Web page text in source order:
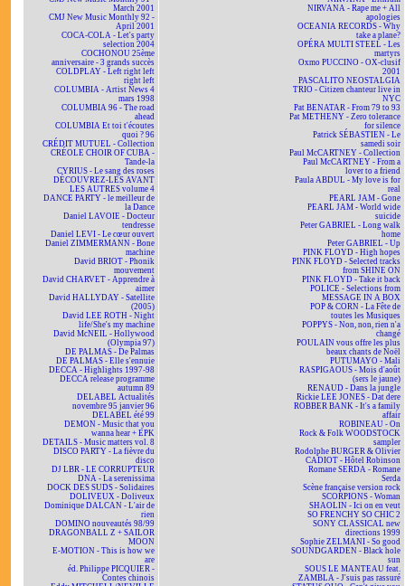
March 2001
CMJ New Music Monthly 92 -
April 2001
COCA-COLA - Let's party
selection 2004
COCHONOU 25ème
anniversaire - 3 grands succès
COLDPLAY - Left right left
right left
COLUMBIA - Artist News 4
mars 1998
COLUMBIA 96 - The road
ahead
COLUMBIA Et toi t'écoutes
quoi ? 96
CRÉDIT MUTUEL - Collection
CRÉOLE CHOIR OF CUBA -
Tande-la
CYRIUS - Le sang des roses
DÉCOUVREZ-LES AVANT
LES AUTRES volume 4
DANCE PARTY - le meilleur de
la Dance
Daniel LAVOIE - Docteur
tendresse
Daniel LEVI - Le cœur ouvert
Daniel ZIMMERMANN - Bone
machine
David BRIOT - Phonik
mouvement
David CHARVET - Apprendre à
aimer
David HALLYDAY - Satellite
(2005)
David LEE ROTH - Night
life/She's my machine
David McNEIL - Hollywood
(Olympia 97)
DE PALMAS - De Palmas
DE PALMAS - Elle s'ennuie
DECCA - Highlights 1997-98
DECCA release programme
autumn 89
DELABEL Actualités
novembre 95 janvier 96
DELABEL été 99
DEMON - Music that you
wanna hear + EPK
DETAILS - Music matters vol. 8
DISCO PARTY - La fièvre du
disco
DJ LBR - LE CORRUPTEUR
DNA - La serenissima
DOCK DES SUDS - Solidaires
DOLIVEUX - Doliveux
Dominique DALCAN - L'air de
rien
DOMINO nouveautés 98/99
DRAGONBALL Z + SAILOR
MOON
E-MOTION - This is how we
are
éd. Philippe PICQUIER -
Contes chinois
NIRVANA - Rape me + All
apologies
OCEANIA RECORDS - Why
take a plane?
OPÉRA MULTI STEEL - Les
martyrs
Oxmo PUCCINO - OX-clusif
2001
PASCALITO NEOSTALGIA
TRIO - Citizen chanteur live in
NYC
Pat BENATAR - From 79 to 93
Pat METHENY - Zero tolerance
for silence
Patrick SÉBASTIEN - Le
samedi soir
Paul McCARTNEY - Collection
Paul McCARTNEY - From a
lover to a friend
Paula ABDUL - My love is for
real
PEARL JAM - Gone
PEARL JAM - World wide
suicide
Peter GABRIEL - Long walk
home
Peter GABRIEL - Up
PINK FLOYD - High hopes
PINK FLOYD - Selected tracks
from SHINE ON
PINK FLOYD - Take it back
POLICE - Selections from
MESSAGE IN A BOX
POP & CORN - La Fête de
toutes les Musiques
POPPYS - Non, non, rien n'a
changé
POULAIN vous offre les plus
beaux chants de Noël
PUTUMAYO - Mali
RASPIGAOUS - Mois d'août
(sers le jaune)
RENAUD - Dans la jungle
Rickie LEE JONES - Dat dere
ROBBER BANK - It's a family
affair
ROBINEAU - On
Rock & Folk WOODSTOCK
sampler
Rodolphe BURGER & Olivier
CADIOT - Hôtel Robinson
Romane SERDA - Romane
Serda
Scène française version rock
SCORPIONS - Woman
SHAOLIN - Ici on en veut
SO FRENCHY SO CHIC 2
SONY CLASSICAL new
directions 1999
Sophie ZELMANI - So good
SOUNDGARDEN - Black hole
sun
SOUS LE MANTEAU feat.
ZAMBLA - J'suis pas rassuré